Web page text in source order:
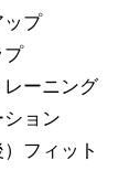
ップ
プ
ーニング
ョン
フィット